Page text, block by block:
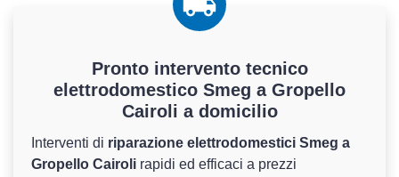
Pronto intervento tecnico
elettrodomestico Smeg a Gropello
Cairoli a domicilio
Interventi di riparazione elettrodomestici Smeg a
Gropello Cairoli rapidi ed efficaci a prezzi